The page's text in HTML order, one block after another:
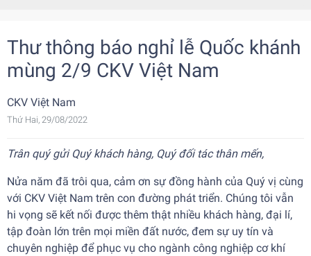
Thư thông báo nghỉ lễ Quốc khánh
mùng 2/9 CKV Việt Nam
CKV Việt Nam
Thứ Hai, 29/08/2022
Trân quý gửi Quý khách hàng, Quý đối tác thân mến,
Nửa năm đã trôi qua, cảm ơn sự đồng hành của Quý vị cùng
với CKV Việt Nam trên con đường phát triển. Chúng tôi vẫn
hi vọng sẽ kết nối được thêm thật nhiều khách hàng, đại lí,
tập đoàn lớn trên mọi miền đất nước, đem sự uy tín và
chuyên nghiệp để phục vụ cho ngành công nghiệp cơ khí